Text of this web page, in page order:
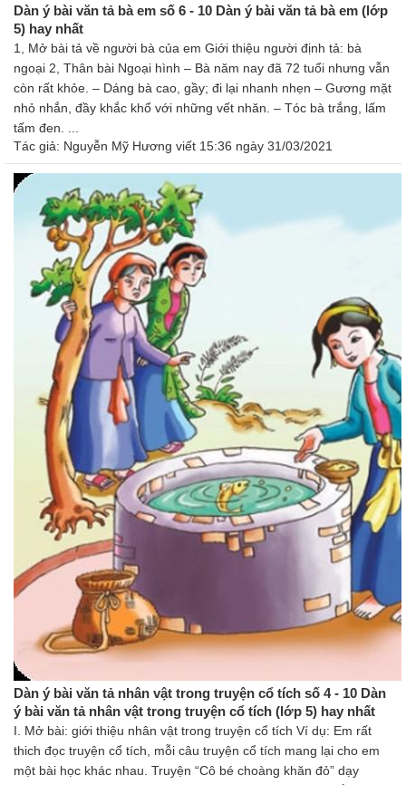
Dàn ý bài văn tả bà em số 6 - 10 Dàn ý bài văn tả bà em (lớp
5) hay nhất
1, Mở bài tả về người bà của em Giới thiệu người định tả: bà
ngoại 2, Thân bài Ngoại hình – Bà năm nay đã 72 tuổi nhưng vẫn
còn rất khỏe. – Dáng bà cao, gầy; đi lại nhanh nhẹn – Gương mặt
nhỏ nhắn, đầy khắc khổ với những vết nhăn. – Tóc bà trắng, lấm
tấm đen. ...
Tác giả: Nguyễn Mỹ Hương viết 15:36 ngày 31/03/2021
Dàn ý bài văn tả nhân vật trong truyện cổ tích số 4 - 10 Dàn
ý bài văn tả nhân vật trong truyện cổ tích (lớp 5) hay nhất
I. Mở bài: giới thiệu nhân vật trong truyện cổ tích Ví dụ: Em rất
thich đọc truyện cổ tích, mỗi câu truyện cổ tích mang lại cho em
một bài học khác nhau. Truyện “Cô bé choàng khăn đỏ” dạy